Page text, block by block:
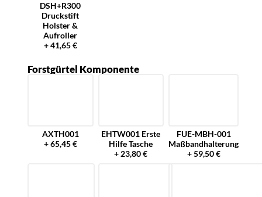
DSH+R300
Druckstift
Holster &
Aufroller
+ 41,65 €
Forstgürtel Komponente
AXTH001
+ 65,45 €
EHTW001 Erste
Hilfe Tasche
+ 23,80 €
FUE-MBH-001
Maßbandhalterung
+ 59,50 €